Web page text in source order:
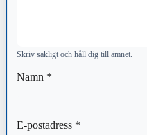
Skriv sakligt och håll dig till ämnet.
Namn *
E-postadress *